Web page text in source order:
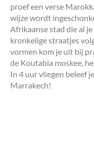
proef een verse
wijze wordt
Afrikaanse stad die al
kronkelige straatjes
vormen kom je uit bij
de Koutabia moskee,
In 4 uur vliegen beleef
Marrakech!